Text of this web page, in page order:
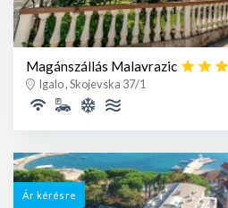
Magánszállás Malavrazic
Igalo , Skojevska 37/1
Ár kérésre